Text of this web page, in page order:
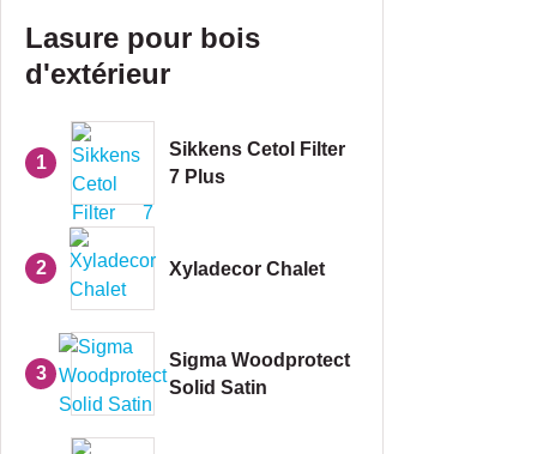
Lasure pour bois
d'extérieur
1
Sikkens Cetol Filter
7 Plus
2 Xyladecor Chalet
3
Sigma Woodprotect
Solid Satin